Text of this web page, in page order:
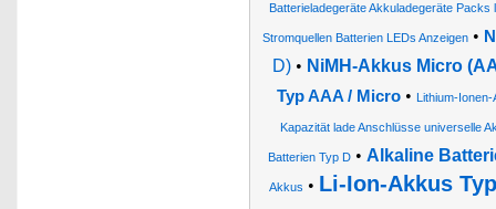
Batterieladegeräte Akkuladegeräte Packs
Stromquellen Batterien LEDs Anzeigen •
D) • NiMH-Akkus Micro
Typ AAA / Micro• Lithium-Ionen-
Kapazität lade Anschlüsse universelle
Batterien Typ D• Alkaline
Akkus • Li-Ion-Akkus